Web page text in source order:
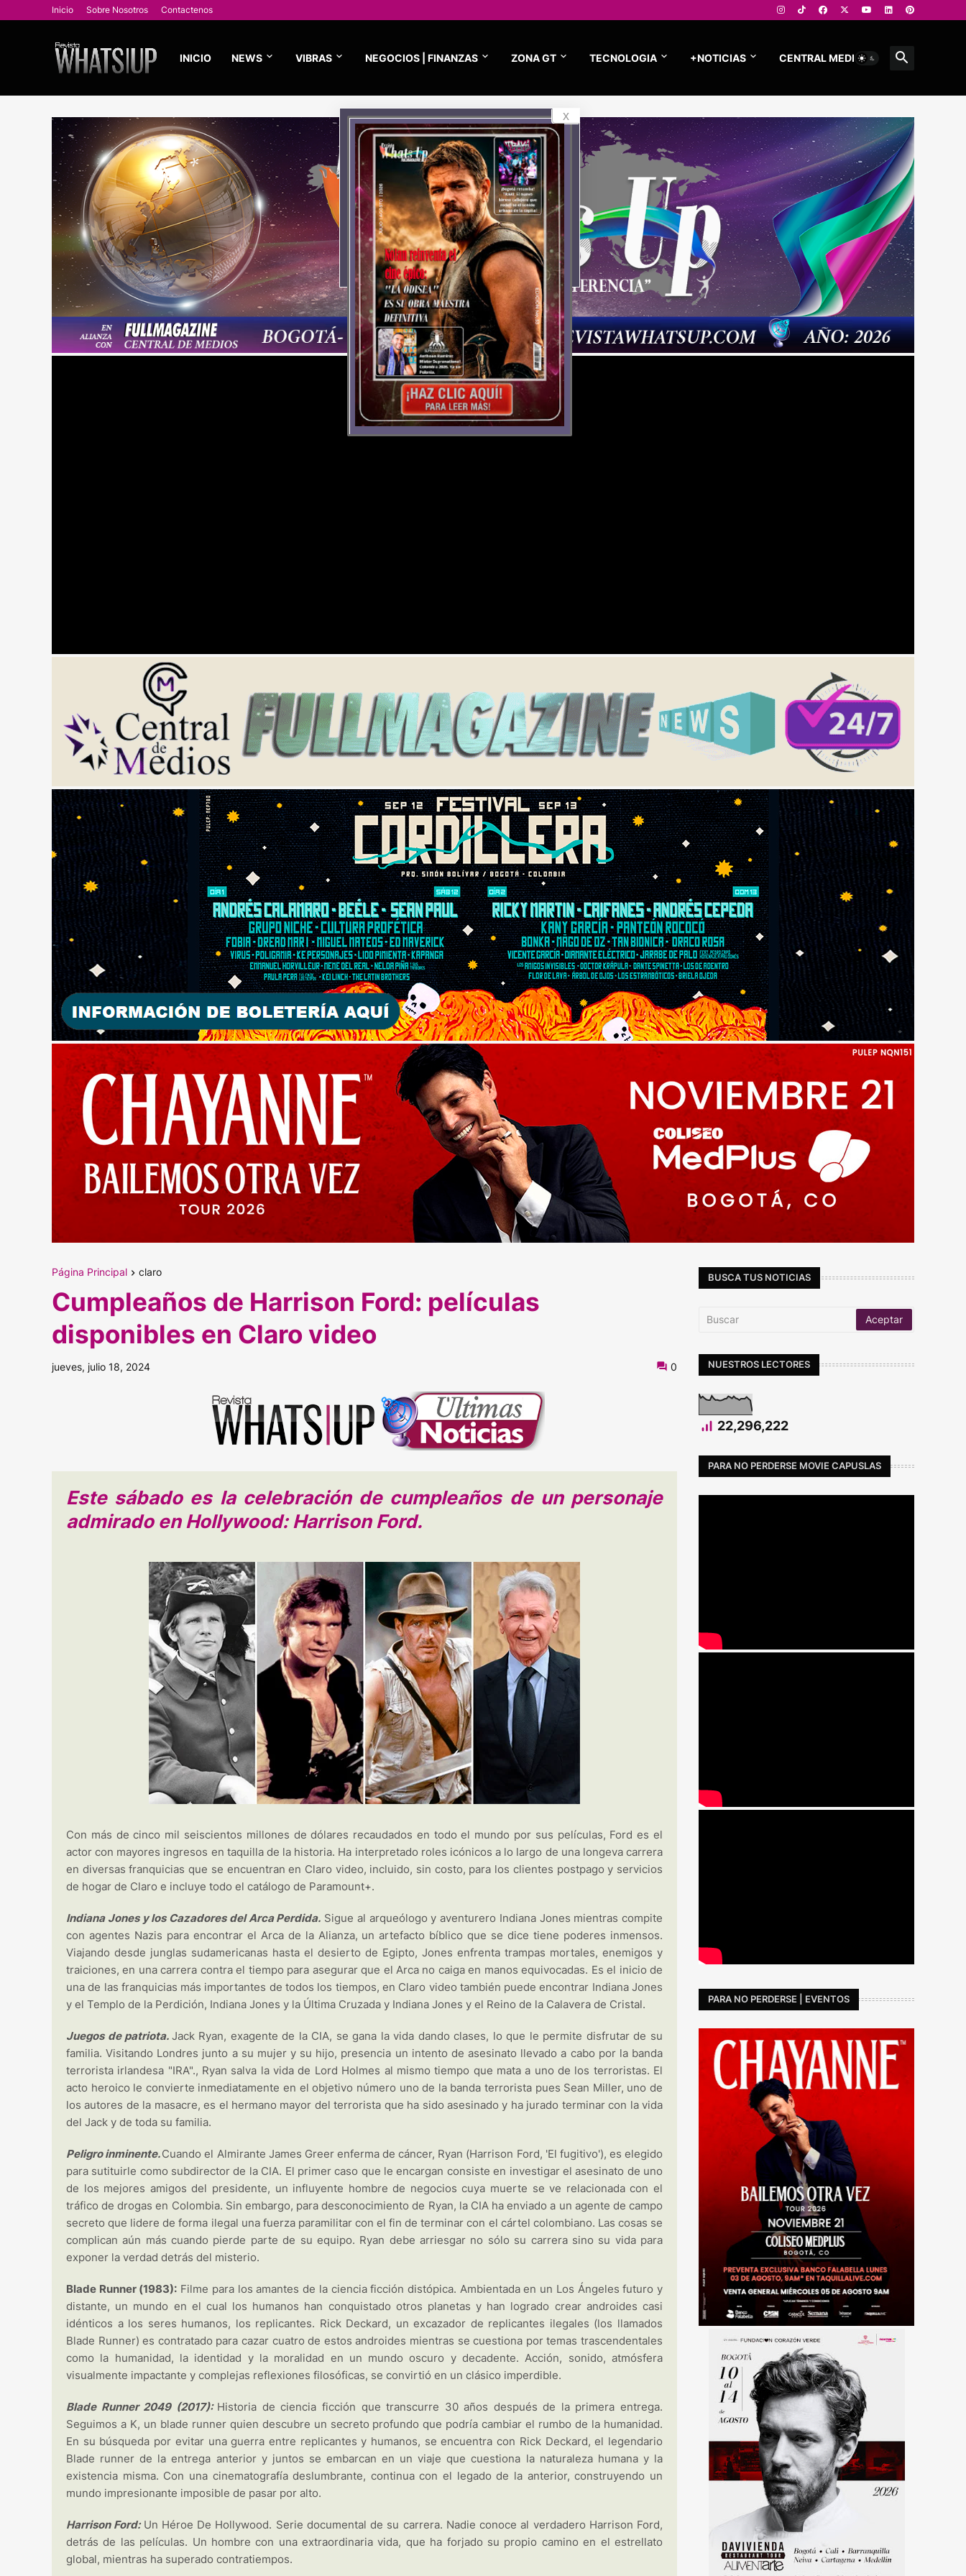
Inicio Sobre Nosotros Contactenos
INICIO NEWS VIBRAS NEGOCIOS | FINANZAS ZONA GT TECNOLOGIA +NOTICIAS CENTRAL MEDIOS
Página Principal claro
Cumpleaños de Harrison Ford: películas
disponibles en Claro video
jueves, julio 18, 2024 0
Este sábado es la celebración de cumpleaños de un personaje
admirado en Hollywood: Harrison Ford.
Con más de cinco mil seiscientos millones de dólares recaudados en todo el mundo por sus películas, Ford es el
actor con mayores ingresos en taquilla de la historia. Ha interpretado roles icónicos a lo largo de una longeva carrera
en diversas franquicias que se encuentran en Claro video, incluido, sin costo, para los clientes postpago y servicios
de hogar de Claro e incluye todo el catálogo de Paramount+.
Indiana Jones y los Cazadores del Arca Perdida. Sigue al arqueólogo y aventurero Indiana Jones mientras compite
con agentes Nazis para encontrar el Arca de la Alianza, un artefacto bíblico que se dice tiene poderes inmensos.
Viajando desde junglas sudamericanas hasta el desierto de Egipto, Jones enfrenta trampas mortales, enemigos y
traiciones, en una carrera contra el tiempo para asegurar que el Arca no caiga en manos equivocadas. Es el inicio de
una de las franquicias más importantes de todos los tiempos, en Claro video también puede encontrar Indiana Jones
y el Templo de la Perdición, Indiana Jones y la Última Cruzada y Indiana Jones y el Reino de la Calavera de Cristal.
Juegos de patriota. Jack Ryan, exagente de la CIA, se gana la vida dando clases, lo que le permite disfrutar de su
familia. Visitando Londres junto a su mujer y su hijo, presencia un intento de asesinato llevado a cabo por la banda
terrorista irlandesa "IRA"., Ryan salva la vida de Lord Holmes al mismo tiempo que mata a uno de los terroristas. El
acto heroico le convierte inmediatamente en el objetivo número uno de la banda terrorista pues Sean Miller, uno de
los autores de la masacre, es el hermano mayor del terrorista que ha sido asesinado y ha jurado terminar con la vida
del Jack y de toda su familia.
Peligro inminente.Cuando el Almirante James Greer enferma de cáncer, Ryan (Harrison Ford, 'El fugitivo'), es elegido
para sutituirle como subdirector de la CIA. El primer caso que le encargan consiste en investigar el asesinato de uno
de los mejores amigos del presidente, un influyente hombre de negocios cuya muerte se ve relacionada con el
tráfico de drogas en Colombia. Sin embargo, para desconocimiento de Ryan, la CIA ha enviado a un agente de campo
secreto que lidere de forma ilegal una fuerza paramilitar con el fin de terminar con el cártel colombiano. Las cosas se
complican aún más cuando pierde parte de su equipo. Ryan debe arriesgar no sólo su carrera sino su vida para
exponer la verdad detrás del misterio.
Blade Runner (1983): Filme para los amantes de la ciencia ficción distópica. Ambientada en un Los Ángeles futuro y
distante, un mundo en el cual los humanos han conquistado otros planetas y han logrado crear androides casi
idénticos a los seres humanos, los replicantes. Rick Deckard, un excazador de replicantes ilegales (los llamados
Blade Runner) es contratado para cazar cuatro de estos androides mientras se cuestiona por temas trascendentales
como la humanidad, la identidad y la moralidad en un mundo oscuro y decadente. Acción, sonido, atmósfera
visualmente impactante y complejas reflexiones filosóficas, se convirtió en un clásico imperdible.
Blade Runner 2049 (2017): Historia de ciencia ficción que transcurre 30 años después de la primera entrega.
Seguimos a K, un blade runner quien descubre un secreto profundo que podría cambiar el rumbo de la humanidad.
En su búsqueda por evitar una guerra entre replicantes y humanos, se encuentra con Rick Deckard, el legendario
Blade runner de la entrega anterior y juntos se embarcan en un viaje que cuestiona la naturaleza humana y la
existencia misma. Con una cinematografía deslumbrante, continua con el legado de la anterior, construyendo un
mundo impresionante imposible de pasar por alto.
Harrison Ford: Un Héroe De Hollywood. Serie documental de su carrera. Nadie conoce al verdadero Harrison Ford,
detrás de las películas. Un hombre con una extraordinaria vida, que ha forjado su propio camino en el estrellato
global, mientras ha superado contratiempos.
BUSCA TUS NOTICIAS
NUESTROS LECTORES
22,296,222
PARA NO PERDERSE MOVIE CAPUSLAS
PARA NO PERDERSE | EVENTOS
x